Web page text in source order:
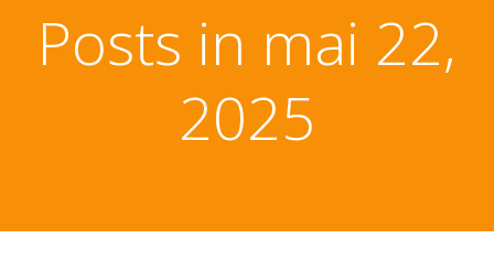
Posts in mai 22,
2025